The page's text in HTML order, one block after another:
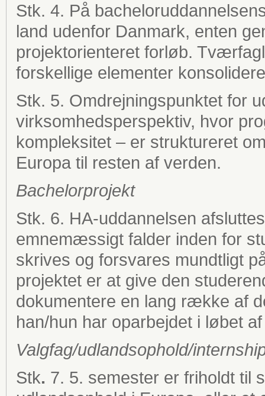
Stk. 4. På
land udenfor Danmark, enten
projektorienteret forløb.
forskellige elementer
Stk. 5. Omdrejningspunktet for
virksomhedsperspektiv, hvor
kompleksitet – er struktureret
Europa til resten af verden.
Bachelorprojekt
Stk. 6. HA-uddannelsen
emnemæssigt falder inden for
skrives og forsvares mundtligt
projektet er at give den
dokumentere en lang række af
han/hun har oparbejdet i løbet
Valgfag/udlandsophold/
Stk. 7. 5. semester er friholdt til